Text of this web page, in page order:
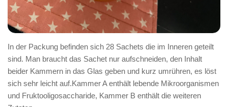
In der Packung befinden sich 28 Sachets die im Inneren geteilt
sind. Man braucht das Sachet nur aufschneiden, den Inhalt
beider Kammern in das Glas geben und kurz umrühren, es löst
sich sehr leicht auf.Kammer A enthält lebende Mikroorganismen
und Fruktooligosaccharide, Kammer B enthält die weiteren